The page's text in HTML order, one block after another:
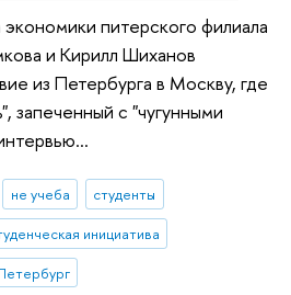
питерского филиала
и Кирилл Шиханов
из Петербурга в Москву, где
запеченный с "чугунными
не учеба
студенты
инициатива